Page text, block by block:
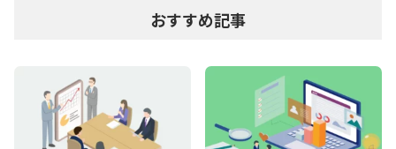
おすすめ記事